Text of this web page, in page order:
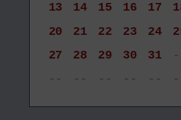
13
14 15 16 17
20
21 22 23 24
27
28 29 30 31
--
-- -- -- --